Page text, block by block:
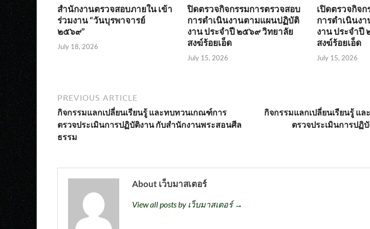
สำนักงานตรวจสอบภายใน เข้า
ร่วมงาน “วันบุรพาจารย์
๒๕๖๙”
July 18, 2026
ปิดตรวจกิจกรรมการตรวจสอบ
การดำเนินงานตามแผนปฏิบัติ
งาน ประจำปี ๒๕๖๙ วิทยาลัย
สงฆ์ร้อยเอ็ด
July 15, 2026
เปิดตรวจกิจ
การดำเนินง
งาน ประจำปี
สงฆ์ร้อยเอ็ด
July 15, 2026
PREVIOUS ARTICLE
กิจกรรมแลกเปลี่ยนเรียนรู้ และทบทวนเกณฑ์การ
ตรวจประเมินการปฏิบัติงาน กับสำนักงานพระสอนศีล
ธรรม
กิจกรรมแลกเปลี่ยนเรียนรู้ แ
ตรวจประเมินการปฏิ
About เว็บมาสเตอร์
View all posts by เว็บมาสเตอร์ →